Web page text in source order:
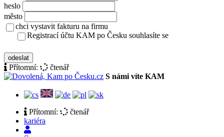
heslo
město
chci vystavit fakturu na firmu
Registrací účtu KAM po Česku souhlasíte se
odeslat
Přítomní:
čtenář
S námi víte KAM
Přítomní:
čtenář
kariéra